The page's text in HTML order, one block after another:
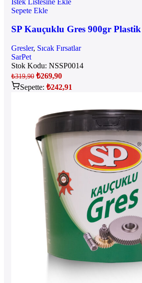
Sepete Ekle
SP Kauçuklu Gres 900gr
Gresler, Sıcak Fırsatlar
SarPet
Stok Kodu: NSSP0014
₺319,90 ₺269,90
Sepette: ₺242,91